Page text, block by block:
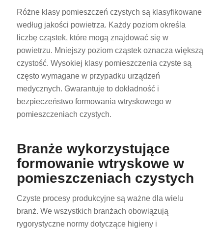
Różne klasy pomieszczeń czystych są klasyfikowane
według jakości powietrza. Każdy poziom określa
liczbę cząstek, które mogą znajdować się w
powietrzu. Mniejszy poziom cząstek oznacza większą
czystość. Wysokiej klasy pomieszczenia czyste są
często wymagane w przypadku urządzeń
medycznych. Gwarantuje to dokładność i
bezpieczeństwo formowania wtryskowego w
pomieszczeniach czystych.
Branże wykorzystujące
formowanie wtryskowe w
pomieszczeniach czystych
Czyste procesy produkcyjne są ważne dla wielu
branż. We wszystkich branżach obowiązują
rygorystyczne normy dotyczące higieny i